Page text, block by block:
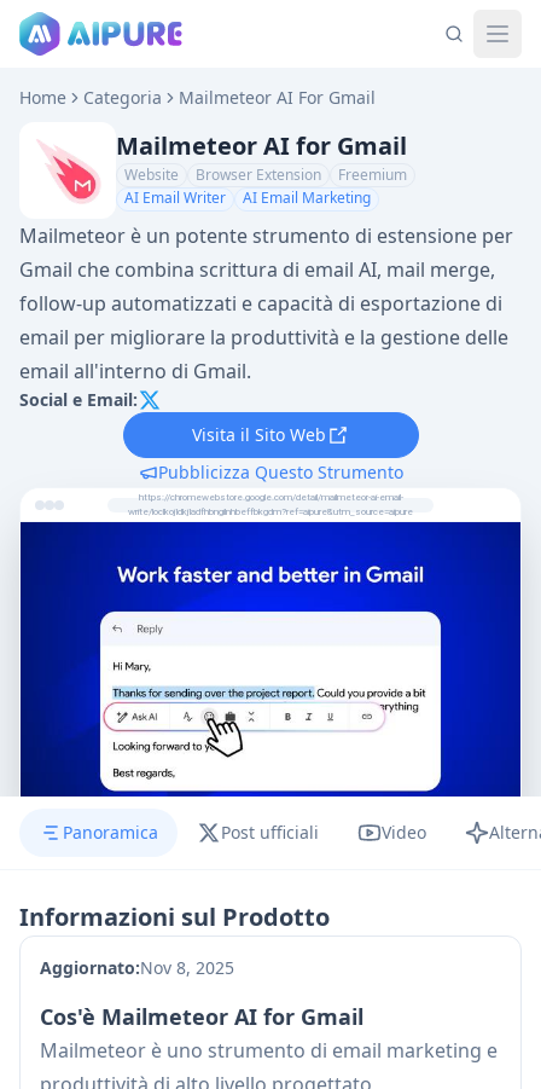
Home Categoria Mailmeteor AI For Gmail
Mailmeteor AI for Gmail
Website Browser Extension
Freemium
AI Email Writer
AI Email Marketing
Mailmeteor è un potente strumento di estensione per
Gmail che combina scrittura di email AI, mail merge,
follow-up automatizzati e capacità di esportazione di
email per migliorare la produttività e la gestione delle
email all'interno di Gmail.
Social e Email:
Visita il Sito Web
Pubblicizza Questo Strumento
https://chromewebstore.google.com/detail/mailmeteor-ai-email-
write/loclkojldkjladfhbngilnhbeffbkgdm?ref=aipure&utm_source=aipure
Panoramica Post ufficiali Video
Informazioni sul Prodotto
Aggiornato:Nov 8, 2025
Cos'è Mailmeteor AI for Gmail
Mailmeteor è uno strumento di email marketing e